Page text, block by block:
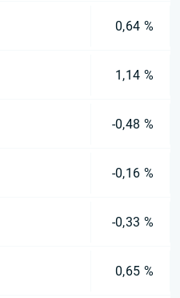
0,64 %
1,14 %
-0,48 %
-0,16 %
-0,33 %
0,65 %